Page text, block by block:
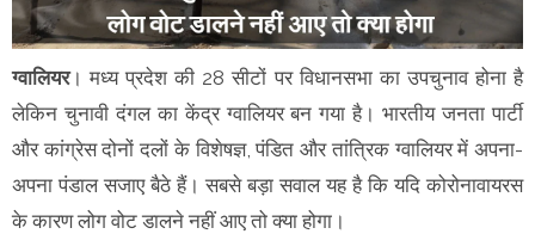
ग्वालियर। मध्य प्रदेश की 28 सीटों पर विधानसभा का उपचुनाव होना है
लेकिन चुनावी दंगल का केंद्र ग्वालियर बन गया है। भारतीय जनता पार्टी
और कांग्रेस दोनों दलों के विशेषज्ञ, पंडित और तांत्रिक ग्वालियर में अपना-
अपना पंडाल सजाए बैठे हैं। सबसे बड़ा सवाल यह है कि यदि कोरोनावायरस
के कारण लोग वोट डालने नहीं आए तो क्या होगा।